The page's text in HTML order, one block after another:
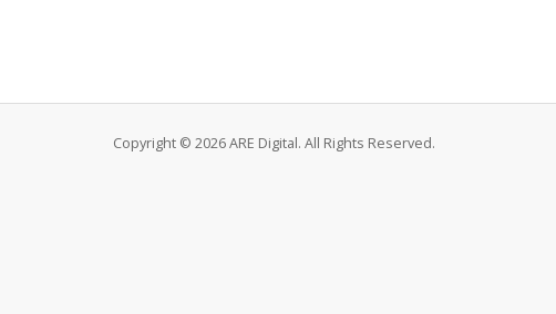
Copyright © 2026 ARE Digital. All Rights Reserved.